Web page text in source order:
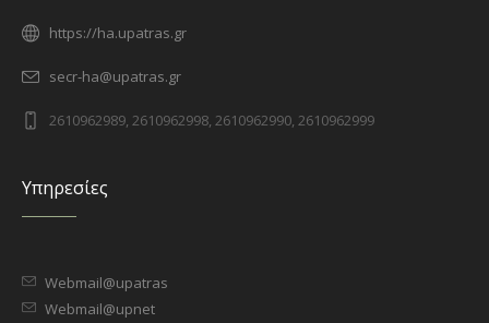
https://ha.upatras.gr
secr-ha@upatras.gr
2610962989, 2610962998, 2610962990, 2610962999
Υπηρεσίες
Webmail@upatras
Webmail@upnet